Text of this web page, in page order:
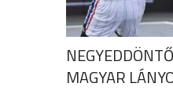
MAGYAR